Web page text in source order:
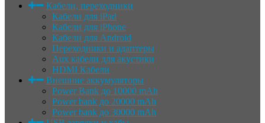
Кабели, переходники
Кабели для iPad
Кабели для iPhone
Кабели для Android
Переходники и адаптеры
Aux кабели для акустики
HDMI Кабели
Внешние аккумуляторы
Power Bank до 10000 mAh
Power bank до 20000 mAh
Power bank до 30000 mAh